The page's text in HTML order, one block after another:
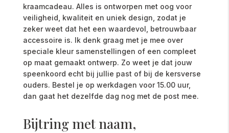
kraamcadeau. Alles is ontworpen met oog voor
veiligheid, kwaliteit en uniek design, zodat je
zeker weet dat het een waardevol, betrouwbaar
accessoire is. Ik denk graag met je mee over
speciale kleur samenstellingen of een compleet
op maat gemaakt ontwerp. Zo weet je dat jouw
speenkoord echt bij jullie past of bij de kersverse
ouders. Bestel je op werkdagen voor 15.00 uur,
dan gaat het dezelfde dag nog met de post mee.
Bijtring met naam,